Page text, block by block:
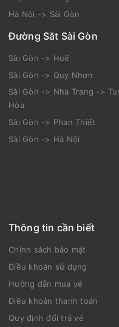
Hà Nội -> Sài Gòn
Đường Sắt Sài Gòn
Sài Gòn -> Huế
Sài Gòn -> Quy Nhơn
Sài Gòn -> Nha Trang ->
Hòa
Sài Gòn -> Phan Thiết
Sài Gòn -> Hà Nội
Thông tin cần biết
Chính sách bảo mật
Điều khoản sử dụng
Hướng dẫn mua vé
Điều khoản thanh toán
Quy định đổi trả vé